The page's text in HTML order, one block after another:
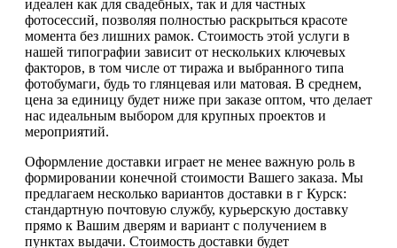
идеален как для свадебных, так и для частных
фотосессий, позволяя полностью раскрыться красоте
момента без лишних рамок. Стоимость этой услуги в
нашей типографии зависит от нескольких ключевых
факторов, в том числе от тиража и выбранного типа
фотобумаги, будь то глянцевая или матовая. В среднем,
цена за единицу будет ниже при заказе оптом, что делает
нас идеальным выбором для крупных проектов и
мероприятий.
Оформление доставки играет не менее важную роль в
формировании конечной стоимости Вашего заказа. Мы
предлагаем несколько вариантов доставки в г Курск:
стандартную почтовую службу, курьерскую доставку
прямо к Вашим дверям и вариант с получением в
пунктах выдачи. Стоимость доставки будет